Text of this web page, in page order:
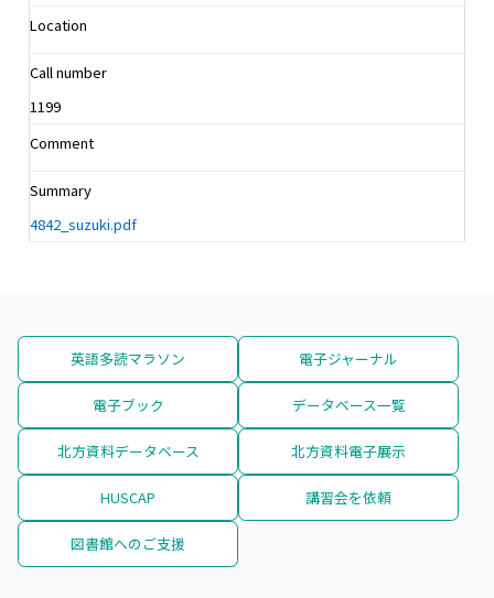
Location
Call number
1199
Comment
Summary
4842_suzuki.pdf
英語多読マラソン 電子ジャーナル
電子ブック データベース一覧
北方資料データベース 北方資料電子展示
HUSCAP 講習会を依頼
図書館へのご支援